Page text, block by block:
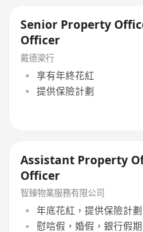
Senior Property
Officer
戴德梁行
享有年終花紅
提供保險計劃
Assistant Property
Officer
智臻物業服務有限公司
年底花紅，提供保險計劃
慰唁假，婚假，銀行假期